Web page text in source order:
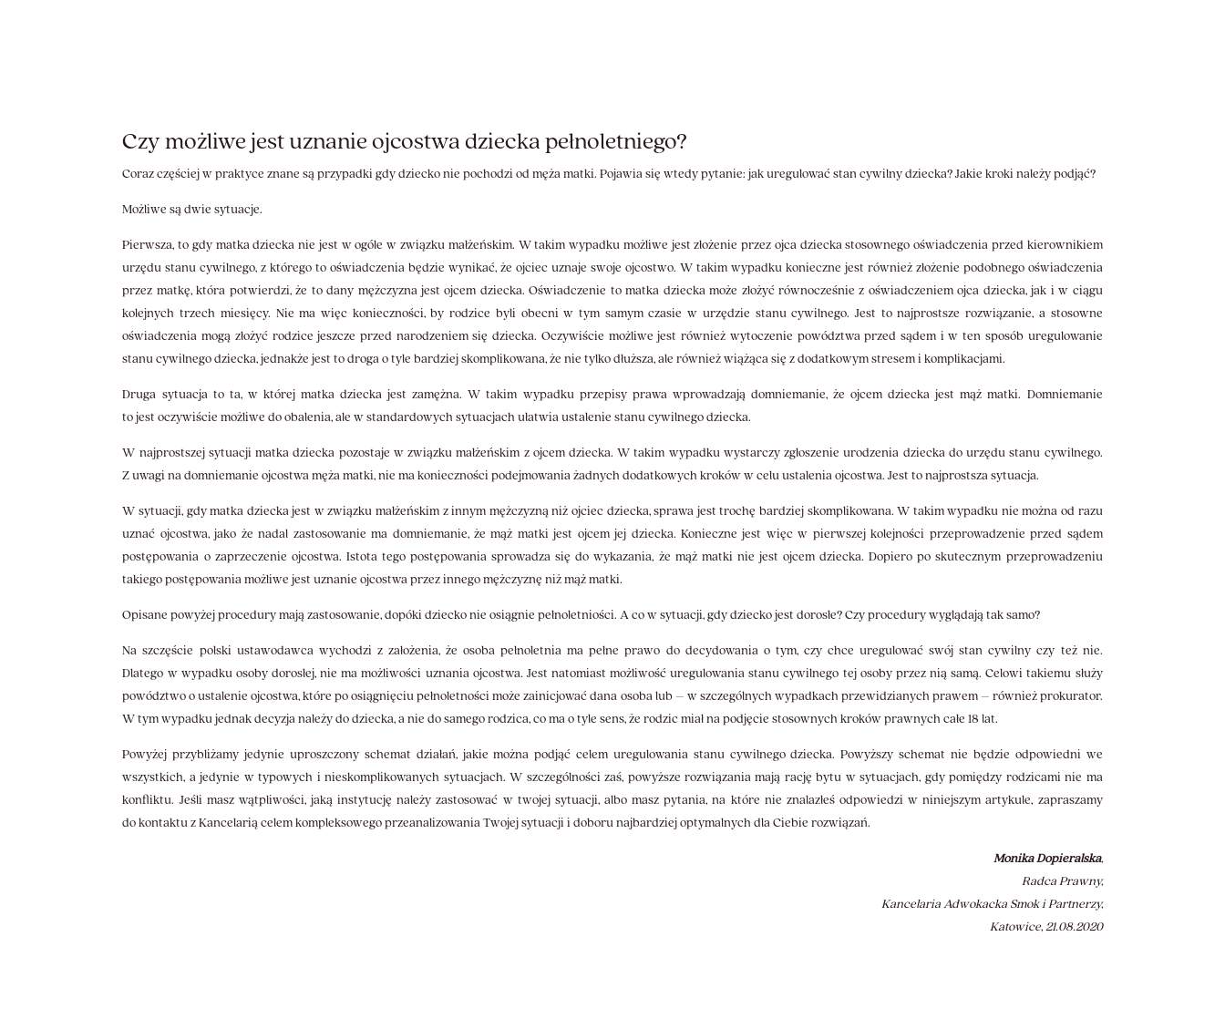
Czy możliwe jest uznanie ojcostwa dziecka pełnoletniego?
Coraz częściej w praktyce znane są przypadki gdy dziecko nie pochodzi od męża matki. Pojawia się wtedy pytanie: jak uregulować stan cywilny dziecka? Jakie kroki należy podjąć?
Możliwe są dwie sytuacje.
Pierwsza, to gdy matka dziecka nie jest w ogóle w związku małżeńskim. W takim wypadku możliwe jest złożenie przez ojca dziecka stosownego oświadczenia przed kierownikiem
urzędu stanu cywilnego, z którego to oświadczenia będzie wynikać, że ojciec uznaje swoje ojcostwo. W takim wypadku konieczne jest również złożenie podobnego oświadczenia
przez matkę, która potwierdzi, że to dany mężczyzna jest ojcem dziecka. Oświadczenie to matka dziecka może złożyć równocześnie z oświadczeniem ojca dziecka, jak i w ciągu
kolejnych trzech miesięcy. Nie ma więc konieczności, by rodzice byli obecni w tym samym czasie w urzędzie stanu cywilnego. Jest to najprostsze rozwiązanie, a stosowne
oświadczenia mogą złożyć rodzice jeszcze przed narodzeniem się dziecka. Oczywiście możliwe jest również wytoczenie powództwa przed sądem i w ten sposób uregulowanie
stanu cywilnego dziecka, jednakże jest to droga o tyle bardziej skomplikowana, że nie tylko dłuższa, ale również wiążąca się z dodatkowym stresem i komplikacjami.
Druga sytuacja to ta, w której matka dziecka jest zamężna. W takim wypadku przepisy prawa wprowadzają domniemanie, że ojcem dziecka jest mąż matki. Domniemanie
to jest oczywiście możliwe do obalenia, ale w standardowych sytuacjach ułatwia ustalenie stanu cywilnego dziecka.
W najprostszej sytuacji matka dziecka pozostaje w związku małżeńskim z ojcem dziecka. W takim wypadku wystarczy zgłoszenie urodzenia dziecka do urzędu stanu cywilnego.
Z uwagi na domniemanie ojcostwa męża matki, nie ma konieczności podejmowania żadnych dodatkowych kroków w celu ustalenia ojcostwa. Jest to najprostsza sytuacja.
W sytuacji, gdy matka dziecka jest w związku małżeńskim z innym mężczyzną niż ojciec dziecka, sprawa jest trochę bardziej skomplikowana. W takim wypadku nie można od razu
uznać ojcostwa, jako że nadal zastosowanie ma domniemanie, że mąż matki jest ojcem jej dziecka. Konieczne jest więc w pierwszej kolejności przeprowadzenie przed sądem
postępowania o zaprzeczenie ojcostwa. Istota tego postępowania sprowadza się do wykazania, że mąż matki nie jest ojcem dziecka. Dopiero po skutecznym przeprowadzeniu
takiego postępowania możliwe jest uznanie ojcostwa przez innego mężczyznę niż mąż matki.
Opisane powyżej procedury mają zastosowanie, dopóki dziecko nie osiągnie pełnoletniości. A co w sytuacji, gdy dziecko jest dorosłe? Czy procedury wyglądają tak samo?
Na szczęście polski ustawodawca wychodzi z założenia, że osoba pełnoletnia ma pełne prawo do decydowania o tym, czy chce uregulować swój stan cywilny czy też nie.
Dlatego w wypadku osoby dorosłej, nie ma możliwości uznania ojcostwa. Jest natomiast możliwość uregulowania stanu cywilnego tej osoby przez nią samą. Celowi takiemu służy
powództwo o ustalenie ojcostwa, które po osiągnięciu pełnoletności może zainicjować dana osoba lub – w szczególnych wypadkach przewidzianych prawem – również prokurator.
W tym wypadku jednak decyzja należy do dziecka, a nie do samego rodzica, co ma o tyle sens, że rodzic miał na podjęcie stosownych kroków prawnych całe 18 lat.
Powyżej przybliżamy jedynie uproszczony schemat działań, jakie można podjąć celem uregulowania stanu cywilnego dziecka. Powyższy schemat nie będzie odpowiedni we
wszystkich, a jedynie w typowych i nieskomplikowanych sytuacjach. W szczególności zaś, powyższe rozwiązania mają rację bytu w sytuacjach, gdy pomiędzy rodzicami nie ma
konfliktu. Jeśli masz wątpliwości, jaką instytucję należy zastosować w twojej sytuacji, albo masz pytania, na które nie znalazłeś odpowiedzi w niniejszym artykule, zapraszamy
do kontaktu z Kancelarią celem kompleksowego przeanalizowania Twojej sytuacji i doboru najbardziej optymalnych dla Ciebie rozwiązań.
Monika Dopieralska,
Radca Prawny,
Kancelaria Adwokacka Smok i Partnerzy,
Katowice, 21.08.2020